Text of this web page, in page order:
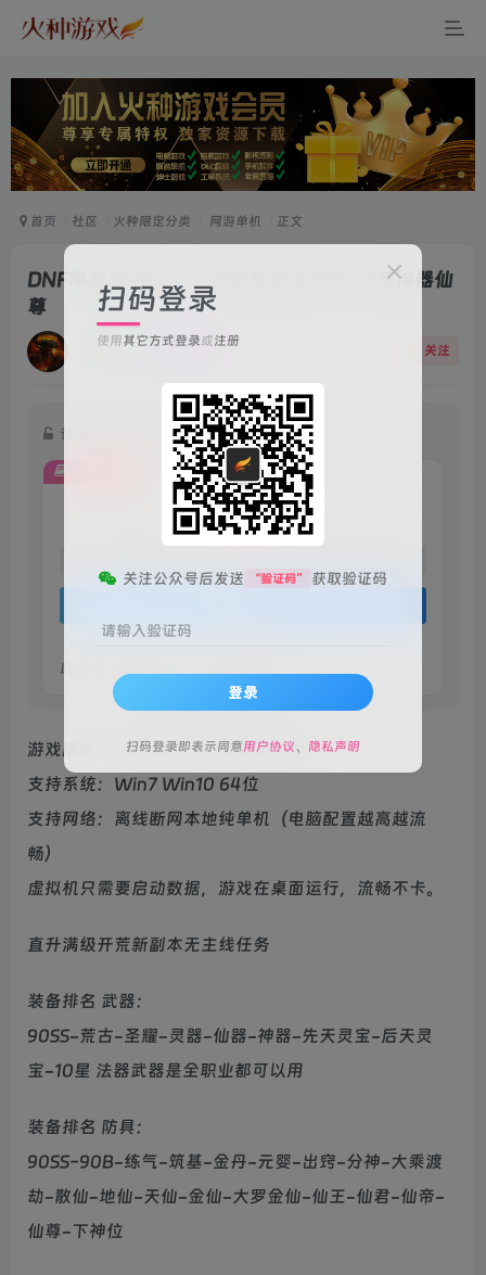
首页 社区 火种限定分类 网游单机 正文
DNF单机版 超变十界希洛克修仙90SS十星神器仙
尊
ydkanc 关注
该帖子部分内容已隐藏
￥ 10
此内容为付费阅读，请付费后查看
游戏版本：DOF超变十界修仙单机版
支持系统：Win7 Win10 64位
支持网络：离线断网本地纯单机（电脑配置越高越流
畅）
虚拟机只需要启动数据，游戏在桌面运行，流畅不卡。
直升满级开荒新副本无主线任务
装备排名 武器：
90SS-荒古-圣耀-灵器-仙器-神器-先天灵宝-后天灵
宝-10星 法器武器是全职业都可以用
装备排名 防具：
90SS-90B-练气-筑基-金丹-元婴-出窍-分神-大乘渡
劫-散仙-地仙-天仙-金仙-大罗金仙-仙王-仙君-仙帝-
仙尊-下神位
扫码登录
使用其它方式登录或注册
关注公众号后发送 “验证码” 获取验证码
请输入验证码
登录
扫码登录即表示同意用户协议、 隐私声明